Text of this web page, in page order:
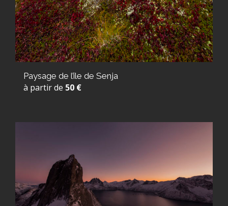
Paysage de l’île de Senja
à partir de 50 €